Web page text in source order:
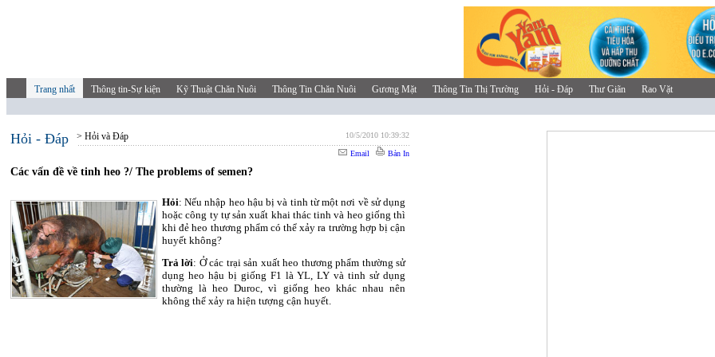
Trang nhất Thông tin-Sự kiện Kỹ Thuật Chăn Nuôi Thông Tin Chăn Nuôi Gương Mặt Thông Tin Thị Trường Hỏi - Đáp Thư Giãn Rao Vặt
Hỏi - Đáp > Hỏi và Đáp 10/5/2010 10:39:32
Email Bản In
Các vấn đề về tinh heo ?/ The problems of semen?
Hỏi: Nếu nhập heo hậu bị và tinh từ một nơi về sử dụng
hoặc công ty tự sản xuất khai thác tinh và heo giống thì
khi đẻ heo thương phẩm có thể xảy ra trường hợp bị cận
huyết không?
Trả lời: Ở các trại sản xuất heo thương phẩm thường sử
dụng heo hậu bị giống F1 là YL, LY và tinh sử dụng
thường là heo Duroc, vì giống heo khác nhau nên
không thể xảy ra hiện tượng cận huyết.